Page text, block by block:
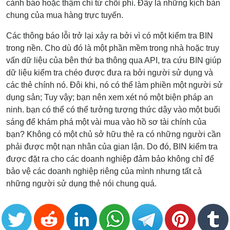
cảnh báo hoặc thậm chí từ chối phí. Đây là những kịch bản
chung của mua hàng trực tuyến.
Các thông báo lỗi trở lại xảy ra bởi vì có một kiểm tra BIN
trong nền. Cho dù đó là một phần mềm trong nhà hoặc truy
vấn dữ liệu của bên thứ ba thông qua API, tra cứu BIN giúp
dữ liệu kiểm tra chéo được đưa ra bởi người sử dụng và
các thẻ chính nó. Đôi khi, nó có thể làm phiền một người sử
dụng sản; Tuy vậy; bạn nên xem xét nó một biện pháp an
ninh. bạn có thể có thể tưởng tượng thức dậy vào một buổi
sáng để khám phá một vài mua vào hồ sơ tài chính của
bạn? Không có một chủ sở hữu thẻ ra có những người cần
phải được một nạn nhân của gian lận. Do đó, BIN kiểm tra
được đặt ra cho các doanh nghiệp đảm bảo không chỉ để
bảo vệ các doanh nghiệp riêng của mình nhưng tất cả
những người sử dụng thẻ nói chung quá.